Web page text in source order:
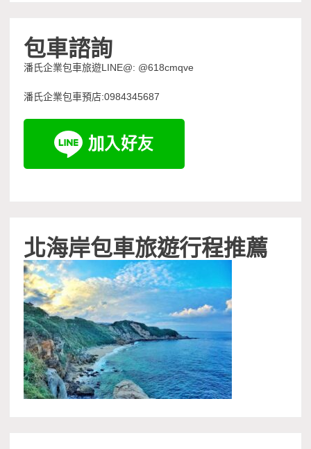
包車諮詢
潘氏企業包車旅遊LINE@: @618cmqve
潘氏企業包車預店:0984345687
北海岸包車旅遊行程推薦